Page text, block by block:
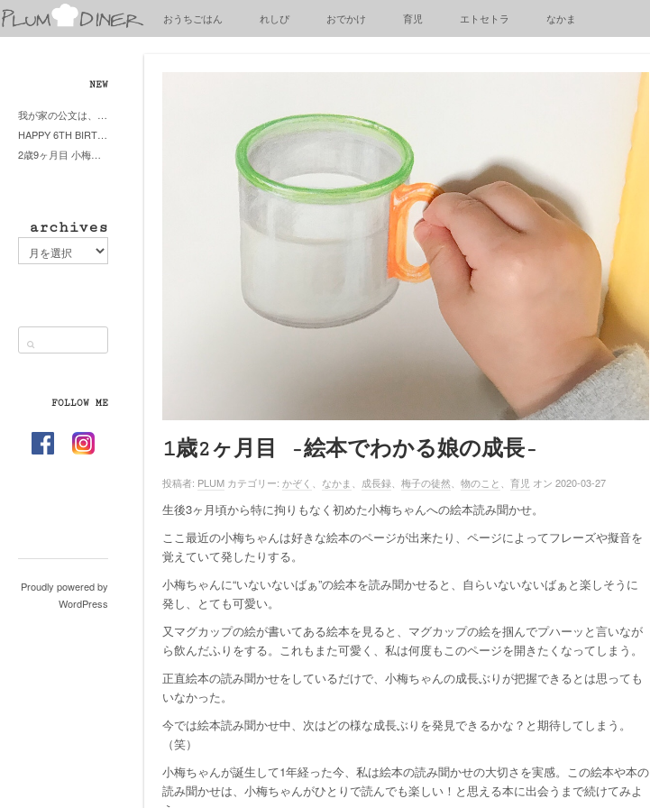
梅
子
おうちごはん れしぴ おでかけ 育児 エトセトラ なかま
NEW
我が家の公文は、やってよかった公文式？親もがんばる公文式？時々我が家は苦悶式？
HAPPY 6TH BIRTHDAY LITTE PRINCESS
2歳9ヶ月目 小梅ちゃんピザブーム到来
archives
archives
FOLLOW ME
Proudly powered by
WordPress
1歳2ヶ月目 -絵本でわかる娘の成長-
投稿者: PLUM カテゴリー: かぞく なかま 成長録 梅子の徒然 物のこと 育児 オン 2020-03-27
生後3ヶ月頃から特に拘りもなく初めた小梅ちゃんへの絵本読み聞かせ。
ここ最近の小梅ちゃんは好きな絵本のページが出来たり、ページによってフレーズや擬音を
覚えていて発したりする。
小梅ちゃんに“いないないばぁ”の絵本を読み聞かせると、自らいないないばぁと楽しそうに
発し、とても可愛い。
又マグカップの絵が書いてある絵本を見ると、マグカップの絵を掴んでプハーッと言いなが
ら飲んだふりをする。これもまた可愛く、私は何度もこのページを開きたくなってしまう。
正直絵本の読み聞かせをしているだけで、小梅ちゃんの成長ぶりが把握できるとは思っても
いなかった。
今では絵本読み聞かせ中、次はどの様な成長ぶりを発見できるかな？と期待してしまう。
（笑）
小梅ちゃんが誕生して1年経った今、私は絵本の読み聞かせの大切さを実感。この絵本や本の
読み聞かせは、小梅ちゃんがひとりで読んでも楽しい！と思える本に出会うまで続けてみよ